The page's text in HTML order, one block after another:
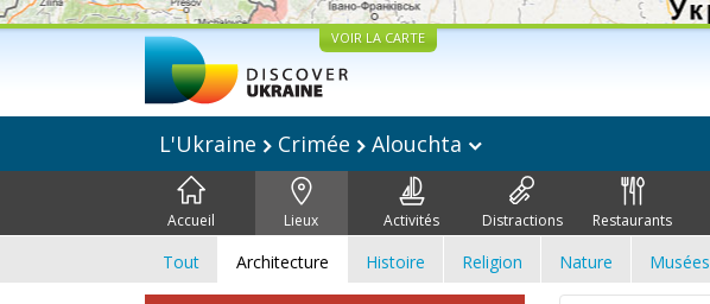
VOIR LA CARTE
L'Ukraine Crimée Alouchta
Accueil Lieux Activités Distractions Restaurants
Tout Architecture Histoire Religion Nature Musées